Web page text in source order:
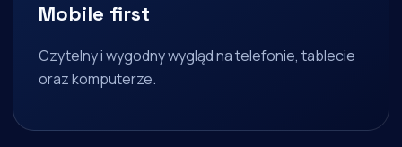
Mobile first
Czytelny i wygodny wygląd na telefonie, tablecie
oraz komputerze.